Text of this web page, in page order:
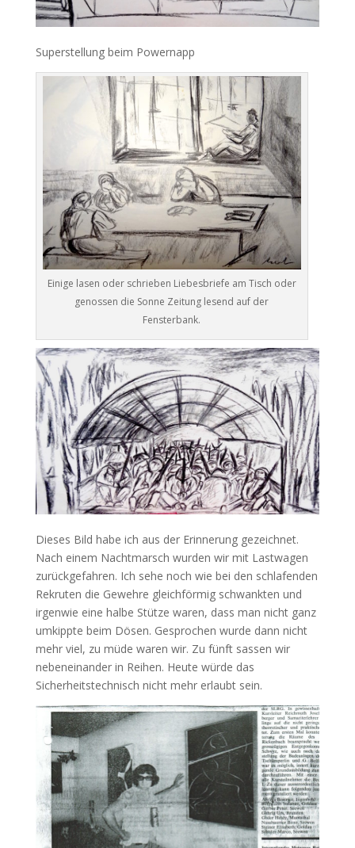
Superstellung beim Powernapp
Einige lasen oder schrieben Liebesbriefe am Tisch oder
genossen die Sonne Zeitung lesend auf der
Fensterbank.
Dieses Bild habe ich aus der Erinnerung gezeichnet.
Nach einem Nachtmarsch wurden wir mit Lastwagen
zurückgefahren. Ich sehe noch wie bei den schlafenden
Rekruten die Gewehre gleichförmig schwankten und
irgenwie eine halbe Stütze waren, dass man nicht ganz
umkippte beim Dösen. Gesprochen wurde dann nicht
mehr viel, zu müde waren wir. Zu fünft sassen wir
nebeneinander in Reihen. Heute würde das
Sicherheitstechnisch nicht mehr erlaubt sein.